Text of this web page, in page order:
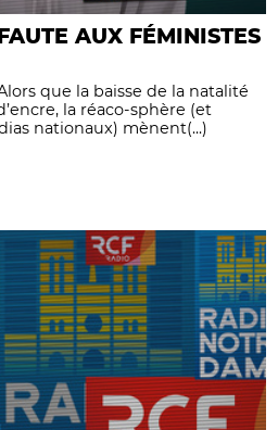
AUX FÉMINISTES
que la baisse de la natalité
la réaco-sphère (et
nationaux) mènent(...)